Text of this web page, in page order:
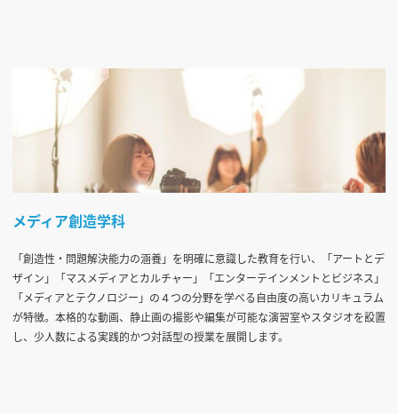
メディア創造学科
「創造性・問題解決能力の涵養」を明確に意識した教育を行い、「アートとデ
ザイン」「マスメディアとカルチャー」「エンターテインメントとビジネス」
「メディアとテクノロジー」の４つの分野を学べる自由度の高いカリキュラム
が特徴。本格的な動画、静止画の撮影や編集が可能な演習室やスタジオを設置
し、少人数による実践的かつ対話型の授業を展開します。